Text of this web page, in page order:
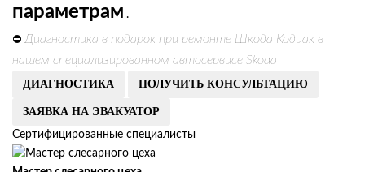
параметрам .
⛔ Диагностика в подарок при ремонте Шкода Кодиак в
нашем специализированном автосервисе Skoda
ДИАГНОСТИКА ПОЛУЧИТЬ КОНСУЛЬТАЦИЮ
ЗАЯВКА НА ЭВАКУАТОР
Сертифицированные специалисты